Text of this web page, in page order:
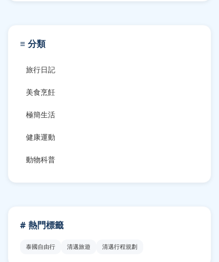
≡ 分類
旅行日記
美食烹飪
極簡生活
健康運動
動物科普
# 熱門標籤
泰國自由行 清邁旅遊 清邁行程規劃